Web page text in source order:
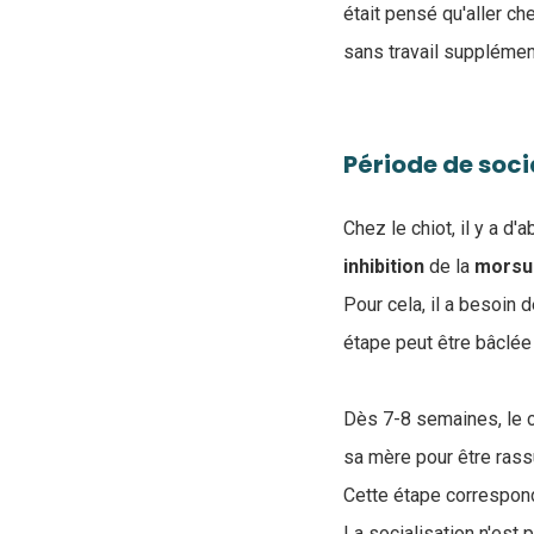
était pensé qu'aller
sans travail
Période de
Chez le chiot, il y a
inhibition de la
Pour cela, il a besoin
étape peut être
Dès 7-8 semaines, le
sa mère pour être
Cette étape